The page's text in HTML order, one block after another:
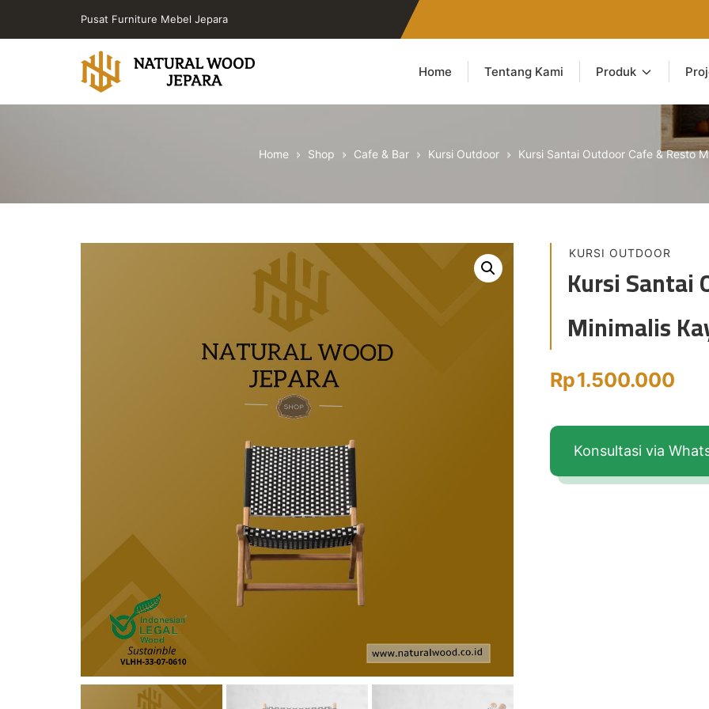
Pusat Furniture Mebel Jepara
Toko
Minimalis
Natural
Home Tentang Kami Produk
Home Shop Cafe & Bar Kursi Outdoor Kursi Santai Outdoor Cafe & Resto
KURSI OUTDOOR
Kursi Santai
Minimalis
Rp1.500.000
Konsultasi via